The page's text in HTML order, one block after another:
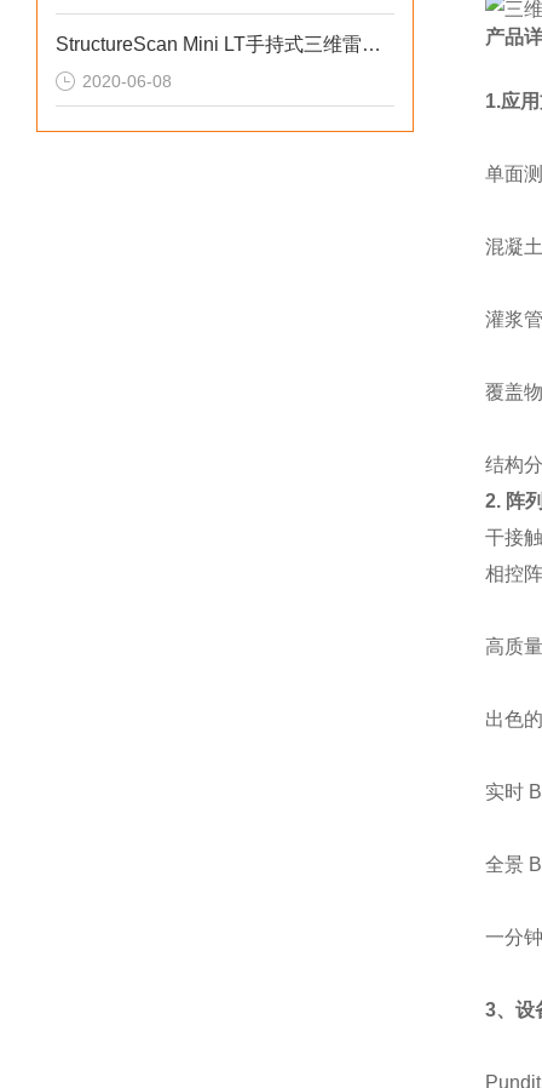
StructureScan Mini LT手持式三维雷达检测仪
2020-06-08
产品
1.应
单面
混凝
灌浆
覆盖
结构
2. 阵
干接
相控
高质
出色
实时
全景
一分
3、设